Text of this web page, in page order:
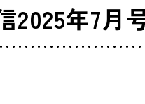
2025年7月